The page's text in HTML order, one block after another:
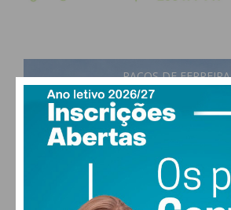
PAÇOS DE FERREIRA
23°